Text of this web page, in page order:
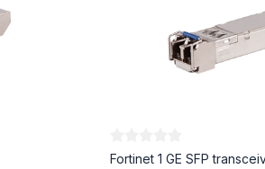
Fortinet 1 GE SFP